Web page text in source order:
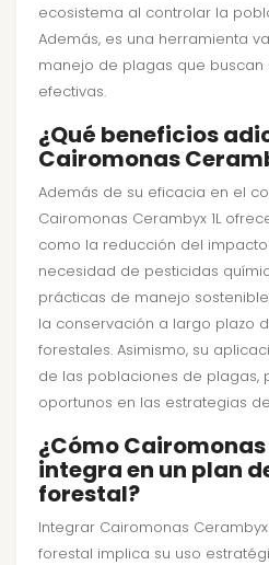
ecosistema al controlar la
Además, es una herramienta
manejo de plagas que buscan
efectivas.
¿Qué beneficios
Cairomonas
Además de su eficacia en el
Cairomonas Cerambyx 1L
como la reducción del
necesidad de pesticidas
prácticas de manejo
la conservación a largo plazo
forestales. Asimismo, su
de las poblaciones de plagas,
oportunos en las estrategias
¿Cómo Cairomonas
integra en un plan
forestal?
Integrar Cairomonas
forestal implica su uso